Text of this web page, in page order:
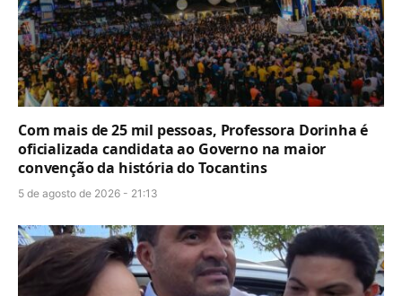
Com mais de 25 mil pessoas, Professora Dorinha é
oficializada candidata ao Governo na maior
convenção da história do Tocantins
5 de agosto de 2026 - 21:13